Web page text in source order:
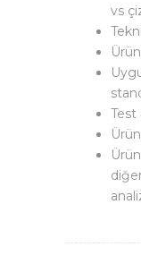
vs
Test